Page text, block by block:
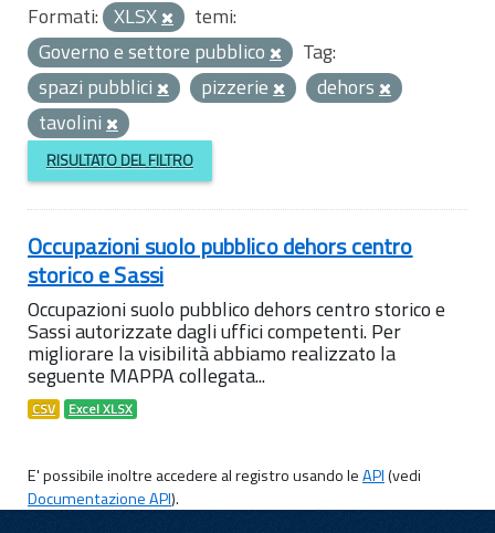
Formati: XLSX
temi:
Governo e settore pubblico
Tag:
spazi pubblici
pizzerie
dehors
tavolini
RISULTATO DEL FILTRO
Occupazioni suolo pubblico dehors centro
storico e Sassi
Occupazioni suolo pubblico dehors centro storico e
Sassi autorizzate dagli uffici competenti. Per
migliorare la visibilità abbiamo realizzato la
seguente MAPPA collegata...
CSV Excel XLSX
E' possibile inoltre accedere al registro usando leAPI(vedi
Documentazione API).